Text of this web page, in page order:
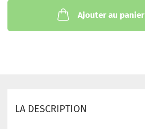
Ajouter au panier
LA DESCRIPTION